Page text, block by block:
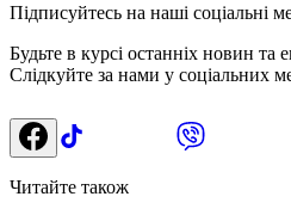
Підписуйтесь на наші соціальні
Будьте в курсі останніх новин та
Слідкуйте за нами у соціальних
Читайте також